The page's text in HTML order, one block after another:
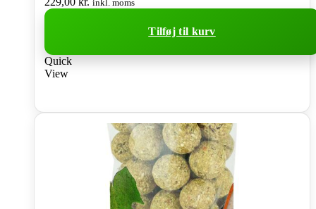
inkl. moms
Tilføj til kurv
Quick
View